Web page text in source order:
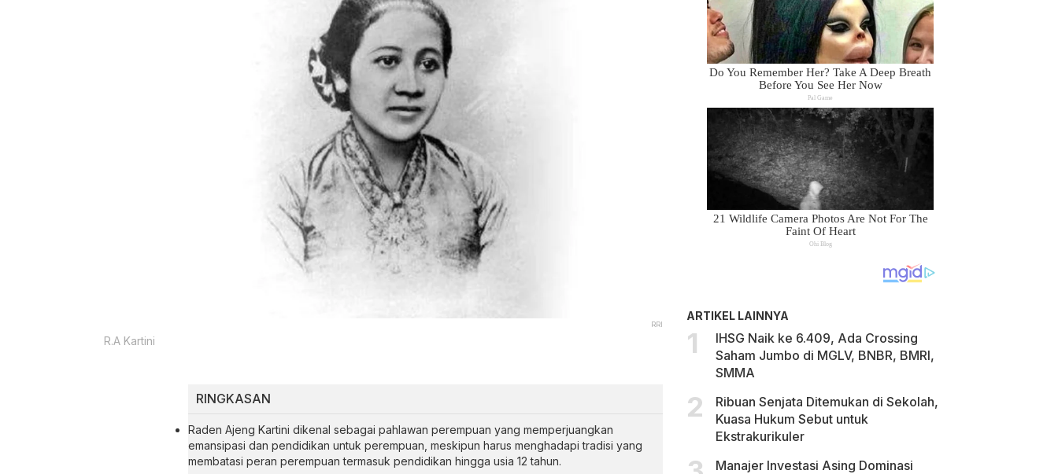
RRI
R.A Kartini
RINGKASAN
Raden Ajeng Kartini dikenal sebagai pahlawan perempuan yang memperjuangkan
emansipasi dan pendidikan untuk perempuan, meskipun harus menghadapi tradisi yang
membatasi peran perempuan termasuk pendidikan hingga usia 12 tahun.
ARTIKEL LAINNYA
IHSG Naik ke 6.409, Ada Crossing
Saham Jumbo di MGLV, BNBR, BMRI,
SMMA
Ribuan Senjata Ditemukan di Sekolah,
Kuasa Hukum Sebut untuk
Ekstrakurikuler
Manajer Investasi Asing Dominasi